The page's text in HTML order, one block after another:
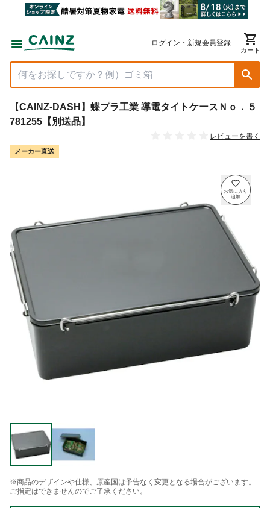
ログイン・新規会員登録
カート
【CAINZ-DASH】蝶プラ工業 導電タイトケースＮｏ．５
781255【別送品】
レビューを書く
メーカー直送
※商品のデザインや仕様、原産国は予告なく変更となる場合がございます。
ご指定はできませんのでご了承ください。